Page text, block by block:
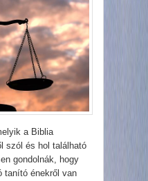
a Biblia
szól és hol található
gondolnák, hogy
tanító énekről van